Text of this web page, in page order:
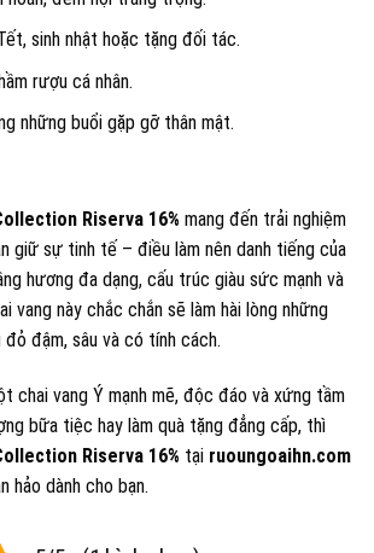
sinh nhật hoặc tặng đối tác.
rượu cá nhân.
những buổi gặp gỡ thân mật.
Riserva 16% mang đến trải nghiệm
giữ sự tinh tế – điều làm nên danh tiếng của
hương đa dạng, cấu trúc giàu sức mạnh và
vang này chắc chắn sẽ làm hài lòng những
đậm, sâu và có tính cách.
chai vang Ý mạnh mẽ, độc đáo và xứng tầm
bữa tiệc hay làm quà tặng đẳng cấp, thì
Riserva 16% tại ruoungoaihn.com
hảo dành cho bạn.